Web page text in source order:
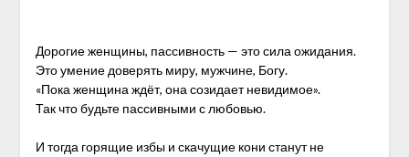
Дорогие женщины, пассивность — это сила ожидания.
Это умение доверять миру, мужчине, Богу.
«Пока женщина ждёт, она созидает невидимое».
Так что будьте пассивными с любовью.
И тогда горящие избы и скачущие кони станут не